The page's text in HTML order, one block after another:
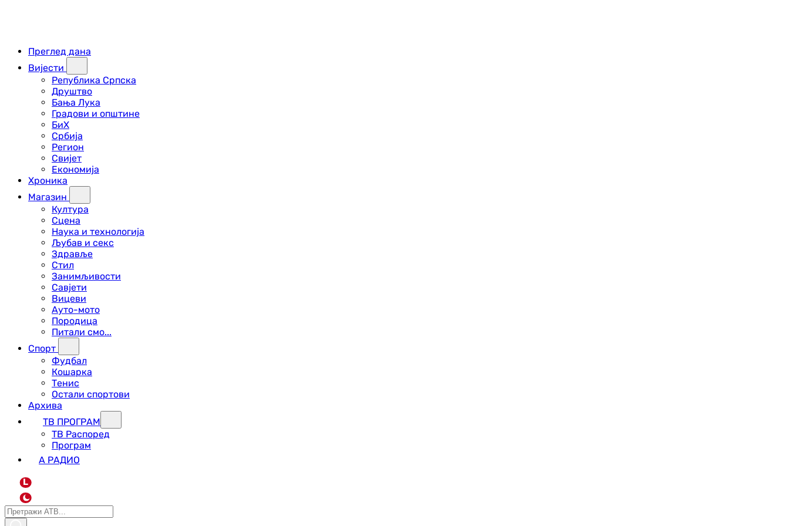
Преглед дана
Вијести
Република Српска
Друштво
Бања Лука
Градови и општине
БиХ
Србија
Регион
Свијет
Економија
Хроника
Магазин
Култура
Сцена
Наука и технологија
Љубав и секс
Здравље
Стил
Занимљивости
Савјети
Вицеви
Ауто-мото
Породица
Питали смо...
Спорт
Фудбал
Кошарка
Тенис
Остали спортови
Архива
ТВ ПРОГРАМ
ТВ Распоред
Програм
А РАДИО
L